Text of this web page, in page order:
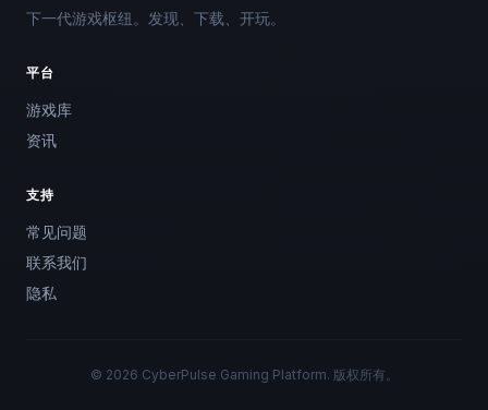
下一代游戏枢纽。发现、下载、开玩。
平台
游戏库
资讯
支持
常见问题
联系我们
隐私
© 2026 CyberPulse Gaming Platform. 版权所有。